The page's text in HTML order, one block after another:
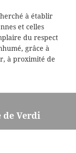
à établir
et celles
du respect
grâce à
à proximité de
de Verdi